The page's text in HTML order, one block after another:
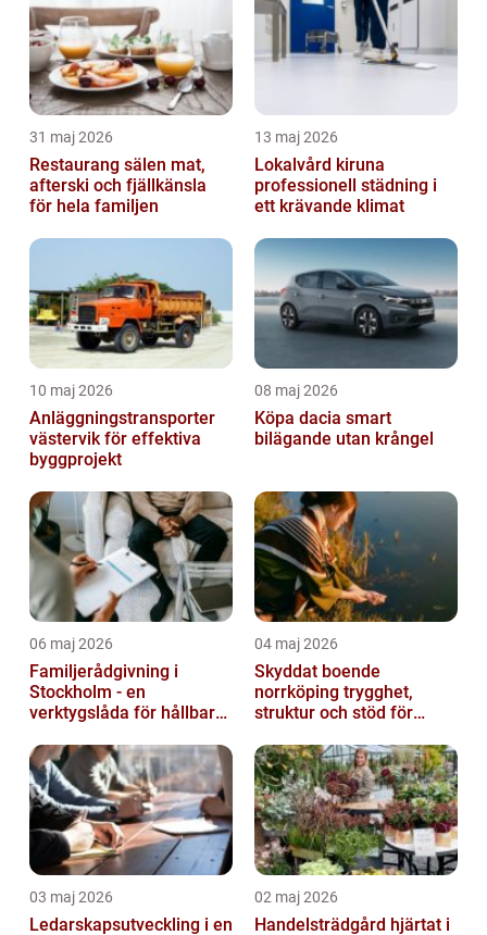
31 maj 2026
Restaurang sälen mat,
afterski och fjällkänsla
för hela familjen
13 maj 2026
Lokalvård kiruna
professionell städning i
ett krävande klimat
10 maj 2026
Anläggningstransporter
västervik för effektiva
byggprojekt
08 maj 2026
Köpa dacia smart
bilägande utan krångel
06 maj 2026
Familjerådgivning i
Stockholm - en
verktygslåda för hållbara
04 maj 2026
Skyddat boende
norrköping trygghet,
struktur och stöd för
situationer
03 maj 2026
Ledarskapsutveckling i en
02 maj 2026
Handelsträdgård hjärtat i